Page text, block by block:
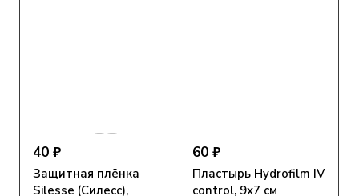
40 ₽
Защитная плёнка
Silesse (Силесс),
60 ₽
Пластырь Hydrofilm IV
control, 9х7 см